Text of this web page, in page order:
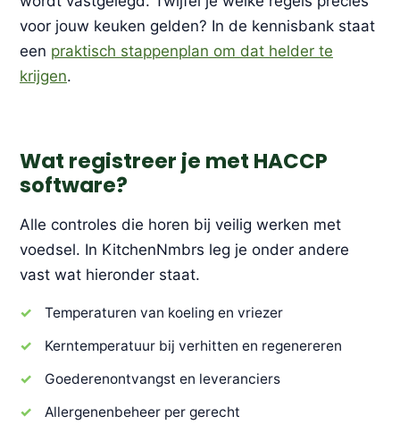
voor jouw keuken gelden? In de kennisbank staat
een praktisch stappenplan om dat helder te
krijgen.
Wat registreer je met HACCP
software?
Alle controles die horen bij veilig werken met
voedsel. In KitchenNmbrs leg je onder andere
vast wat hieronder staat.
Temperaturen van koeling en vriezer
Kerntemperatuur bij verhitten en regenereren
Goederenontvangst en leveranciers
Allergenenbeheer per gerecht